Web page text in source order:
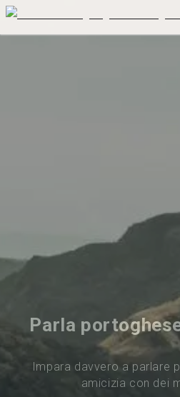
Parla
Impara davvero a parlare
amicizia con dei